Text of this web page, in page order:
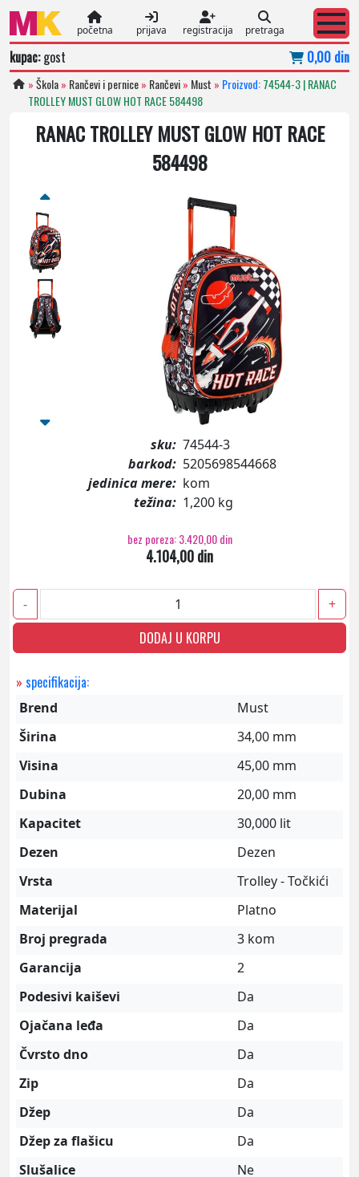
početna prijava registracija pretraga
kupac:gost 0,00 din
»Škola» Rančevi i pernice» Rančevi» Must » Proizvod:74544-3 | RANAC
TROLLEY MUST GLOW HOT RACE 584498
RANAC TROLLEY MUST GLOW HOT RACE
584498
sku: 74544-3
barkod: 5205698544668
jedinica mere: kom
težina: 1,200 kg
bez poreza: 3.420,00 din
4.104,00 din
- +
DODAJ U KORPU
» specifikacija:
Brend
Must
Širina
34,00 mm
Visina
45,00 mm
Dubina
20,00 mm
Kapacitet
30,000 lit
Dezen
Dezen
Vrsta
Trolley - Točkići
Materijal
Platno
Broj pregrada
3 kom
Garancija
2
Podesivi kaiševi
Da
Ojačana leđa
Da
Čvrsto dno
Da
Zip
Da
Džep
Da
Džep za flašicu
Da
Slušalice
Ne